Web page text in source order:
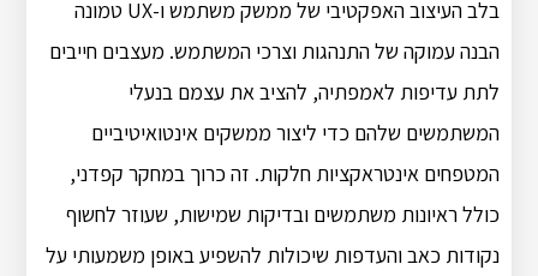
בלב העיצוב האפקטיבי של ממשק משתמש ו-UX טמונה
הבנה עמוקה של התנהגות וצרכי ​​המשתמש. מעצבים חייבים
לתת עדיפות לאמפתיה, להציב את עצמם בנעלי
המשתמשים שלהם כדי ליצור ממשקים אינטואיטיביים
המטפחים אינטראקציות חלקות. זה כרוך במחקר קפדני,
כולל ראיונות משתמשים ובדיקות שמישות, שעוזר לחשוף
נקודות כאב והעדפות שיכולות להשפיע באופן משמעותי על